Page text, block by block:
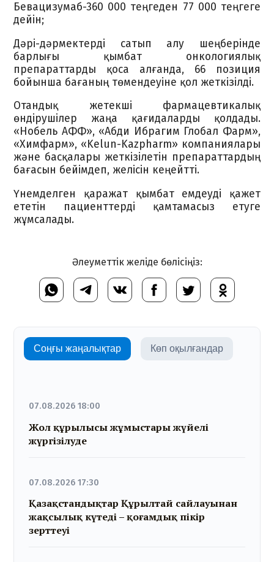
Әлеуметтік желіде бөлісіңіз:
Бевацизумаб-360 000 теңгеден 77 000 теңгеге
дейін;
Дәрі-дәрмектерді сатып алу шеңберінде
барлығы қымбат онкологиялық
препараттарды қоса алғанда, 66 позиция
бойынша бағаның төмендеуіне қол жеткізілді.
Отандық жетекші фармацевтикалық
өндірушілер жаңа қағидаларды қолдады.
«Нобель АФФ», «Абди Ибрагим Глобал Фарм»,
«Химфарм», «Kelun-Kazpharm» компаниялары
және басқалары жеткізілетін препараттардың
бағасын бейімдеп, желісін кеңейтті.
Үнемделген қаражат қымбат емдеуді қажет
ететін пациенттерді қамтамасыз етуге
жұмсалады.
Соңғы жаңалықтар Көп оқылғандар
07.08.2026 18:00
Жол құрылысы жұмыстары жүйелі
жүргізілуде
07.08.2026 17:30
Қазақстандықтар Құрылтай сайлауынан
жақсылық күтеді – қоғамдық пікір
зерттеуі